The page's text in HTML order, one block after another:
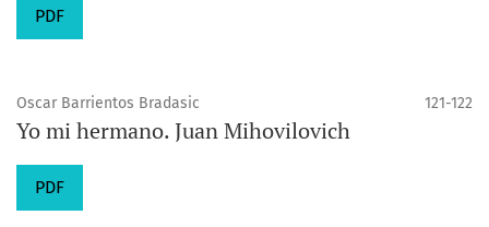
PDF
Oscar Barrientos Bradasic 121-122
Yo mi hermano. Juan Mihovilovich
PDF